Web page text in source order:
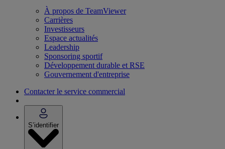
À propos de TeamViewer
Carrières
Investisseurs
Espace actualités
Leadership
Sponsoring sportif
Développement durable et RSE
Gouvernement d'entreprise
Contacter le service commercial
S’identifier